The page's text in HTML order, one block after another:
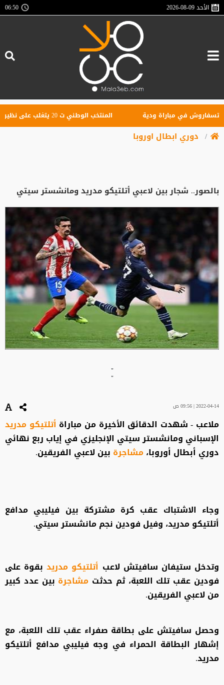
الأحد2026-08-09
06:50
في مباراة ودية المنتخب الوطني ت 20 يتغلب على نظيره الكويتي وديا
دوري ابطال اوروبا
بالصور.. شجار بين لاعبي أتلتيكو مدريد ومانشستر سيتي
"
"
2022-04-14 | 09:56 ص
ملاعب - شهدت الدقائق الأخيرة من مباراة أتلتيكو مدريد
الإسباني ومانشستر سيتي الإنجليزي في إياب ربع نهائي
دوري أبطال أوروبا،مشاجرة بين لاعبي الفريقين.
وجاء الاشتباك عقب كرة مشتركة بين فيليبي مدافع
أتلتيكو مدريد، وفيل فودين نجم مانشستر سيتي.
وتدخل ستيفان سافيتش لاعب أتلتيكو مدريد بقوة على
فودين عقب تلك اللعبة، ثم حدثت مشاجرة بين عدد كبير
من لاعبي الفريقين.
وحصل سافيتش على بطاقة صفراء عقب تلك اللعبة، مع
إشهار البطاقة الحمراء في وجه فيليبي مدافع أتلتيكو
مدريد.